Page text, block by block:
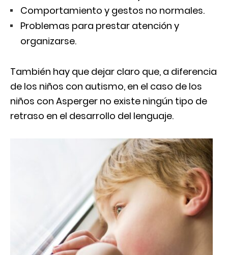
Comportamiento y gestos no normales.
Problemas para prestar atención y
organizarse.
También hay que dejar claro que, a diferencia
de los niños con autismo, en el caso de los
niños con Asperger no existe ningún tipo de
retraso en el desarrollo del lenguaje.